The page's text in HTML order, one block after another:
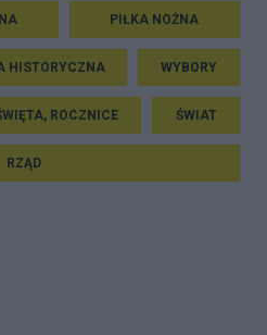
PIŁKA NOŻNA
HISTORYCZNA WYBORY
ROCZNICE ŚWIAT
RZĄD